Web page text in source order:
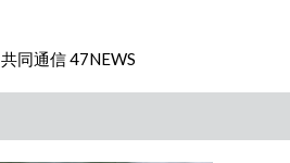
共同通信 47NEWS